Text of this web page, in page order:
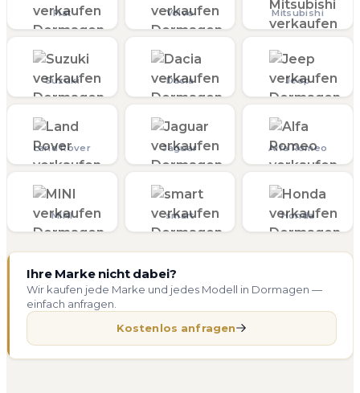
Fiat Volvo Mitsubishi
Suzuki Dacia Jeep
Land Rover Jaguar Alfa Romeo
MINI smart Honda
Ihre Marke nicht dabei?
Wir kaufen jede Marke und jedes Modell in Dormagen —
einfach anfragen.
Kostenlos anfragen